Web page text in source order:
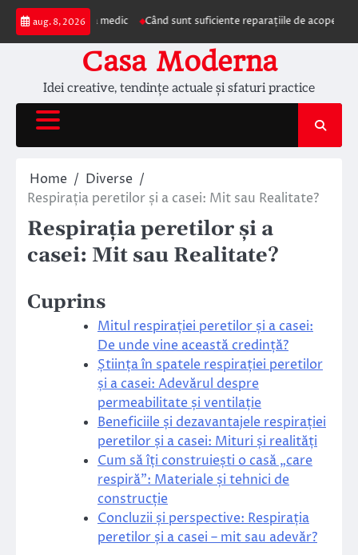
Skip
content
aug. 8, 2026
la medic Când sunt suficiente reparațiile de acoperiș și când
Casa Moderna
Idei creative, tendințe actuale și sfaturi practice
Home
Diverse
Respirația peretilor și a casei: Mit sau Realitate?
Respirația peretilor și a
casei: Mit sau Realitate?
Cuprins
Mitul respirației peretilor și a casei:
De unde vine această credință?
Știința în spatele respirației peretilor
și a casei: Adevărul despre
permeabilitate și ventilație
Beneficiile și dezavantajele respirației
peretilor și a casei: Mituri și realități
Cum să îți construiești o casă „care
respiră”: Materiale și tehnici de
construcție
Concluzii și perspective: Respirația
peretilor și a casei – mit sau adevăr?